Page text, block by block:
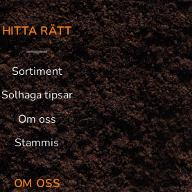
HITTA RÄTT
Sortiment
Solhaga tipsar
Om oss
Stammis
OM OSS